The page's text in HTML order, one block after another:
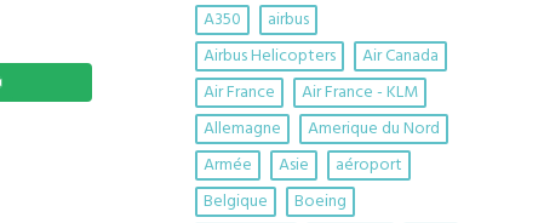
A350
airbus
Airbus Helicopters
Air Canada
Air France
Air France - KLM
Allemagne
Amerique du Nord
Armée
Asie
aéroport
Belgique
Boeing